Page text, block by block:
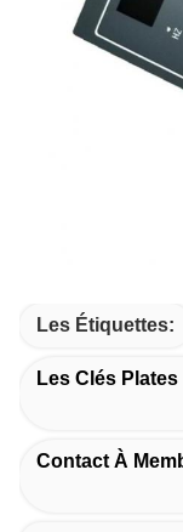
Les Étiquettes:
Les Clés
Contact À